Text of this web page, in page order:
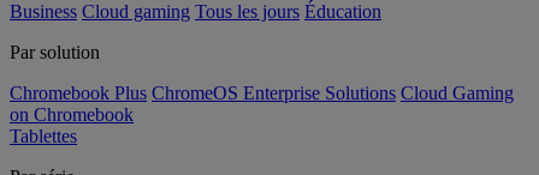
Business Cloud gaming Tous les jours Éducation
Par solution
Chromebook Plus ChromeOS Enterprise Solutions Cloud Gaming
on Chromebook
Tablettes